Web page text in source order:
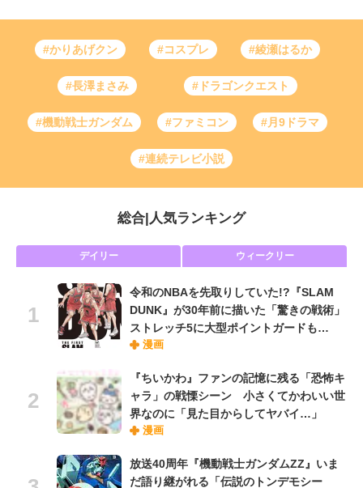
#かりあげクン #コスプレ #綾瀬はるか
#長澤まさみ #ドラゴンクエスト
#機動戦士ガンダム #ファミコン #月9ドラマ
#連続テレビ小説
総合 人気ランキング
デイリー ウィークリー
令和のNBAを先取りしていた!?『SLAM
DUNK』が30年前に描いた「驚きの戦術」
ストレッチ5に大型ポイントガードも…
漫画
『ちいかわ』ファンの記憶に残る「恐怖キ
ャラ」の戦慄シーン 小さくてかわいい世
界なのに「見た目からしてヤバイ…」
漫画
放送40周年『機動戦士ガンダムZZ』いま
だ語り継がれる「伝説のトンデモシー